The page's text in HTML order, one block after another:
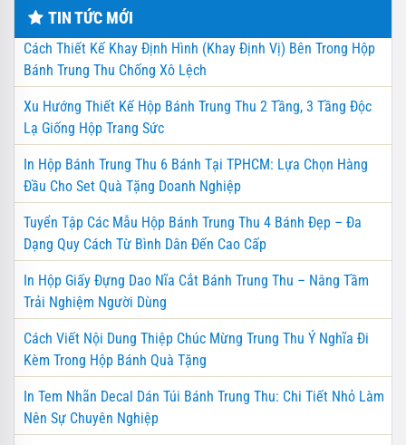
TIN TỨC MỚI
Cách Thiết Kế Khay Định Hình (Khay Định Vị) Bên Trong Hộp
Bánh Trung Thu Chống Xô Lệch
Xu Hướng Thiết Kế Hộp Bánh Trung Thu 2 Tầng, 3 Tầng Độc
Lạ Giống Hộp Trang Sức
In Hộp Bánh Trung Thu 6 Bánh Tại TPHCM: Lựa Chọn Hàng
Đầu Cho Set Quà Tặng Doanh Nghiệp
Tuyển Tập Các Mẫu Hộp Bánh Trung Thu 4 Bánh Đẹp – Đa
Dạng Quy Cách Từ Bình Dân Đến Cao Cấp
In Hộp Giấy Đựng Dao Nĩa Cắt Bánh Trung Thu – Nâng Tầm
Trải Nghiệm Người Dùng
Cách Viết Nội Dung Thiệp Chúc Mừng Trung Thu Ý Nghĩa Đi
Kèm Trong Hộp Bánh Quà Tặng
In Tem Nhãn Decal Dán Túi Bánh Trung Thu: Chi Tiết Nhỏ Làm
Nên Sự Chuyên Nghiệp